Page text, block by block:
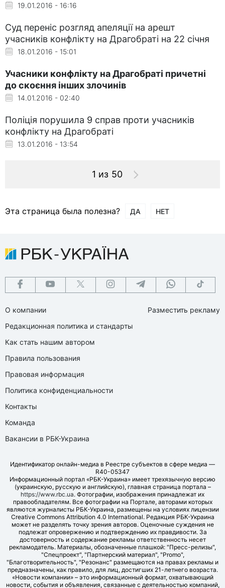
19.01.2016 - 16:16
Суд переніс розгляд апеляції на арешт
учасників конфлікту на Драгобраті на 22 січня
18.01.2016 - 15:01
Учасники конфлікту на Драгобраті причетні
до скоєння інших злочинів
14.01.2016 - 02:40
Поліція порушила 9 справ проти учасників
конфлікту на Драгобраті
13.01.2016 - 13:54
1 из 50
Эта страница была полезна? ДА НЕТ
О компании
Редакционная политика и стандарты
Как стать нашим автором
Правила пользования
Правовая информация
Политика конфиденциальности
Контакты
Команда
Вакансии в РБК-Украина
Разместить рекламу
Идентификатор онлайн-медиа в Реестре субъектов в сфере медиа —
R40-05347
Информационный портал «РБК-Украина» имеет трехязычную версию
(украинскую, русскую и английскую), главная страница портала –
https://www.rbc.ua. Фотографии, изображения принадлежат их
правообладателям. Все фотографии на Портале, авторами которых
являются журналисты РБК-Украина, размещены на условиях лицензии
Creative Commons Attribution 4.0 International. Редакция РБК-Украина
может не разделять точку зрения авторов. Оценочные суждения не
подлежат опровержению и подтверждению их правдивости. За
достоверность и содержание рекламы ответственность несет
рекламодатель. Материалы, обозначенные плашкой: "Пресс-релизы",
"Спецпроект", "Партнерский материал", "Promo",
"Благотворительность", "Резонанс" размещаются на правах рекламы и
предназначены, как правило, для лиц, достигших 21-летнего возраста.
«Новости компании» – это информационный формат, охватывающий
новости, события и объявления, связанные с деятельностью компаний,